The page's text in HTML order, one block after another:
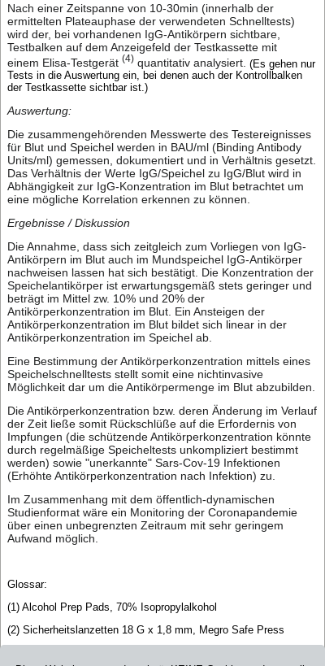
Nach einer Zeitspanne von 10-30min (innerhalb der
ermittelten Plateauphase der verwendeten Schnelltests)
wird der, bei vorhandenen IgG-Antikörpern sichtbare,
Testbalken auf dem Anzeigefeld der Testkassette mit
einem Elisa-Testgerät (4) quantitativ analysiert. (Es gehen nur
Tests in die Auswertung ein, bei denen auch der Kontrollbalken
der Testkassette sichtbar ist.)
Auswertung:
Die zusammengehörenden Messwerte des Testereignisses
für Blut und Speichel werden in BAU/ml (Binding Antibody
Units/ml) gemessen, dokumentiert und in Verhältnis gesetzt.
Das Verhältnis der Werte IgG/Speichel zu IgG/Blut wird in
Abhängigkeit zur IgG-Konzentration im Blut betrachtet um
eine mögliche Korrelation erkennen zu können.
Ergebnisse / Diskussion
Die Annahme, dass sich zeitgleich zum Vorliegen von IgG-
Antikörpern im Blut auch im Mundspeichel IgG-Antikörper
nachweisen lassen hat sich bestätigt. Die Konzentration der
Speichelantikörper ist erwartungsgemäß stets geringer und
beträgt im Mittel zw. 10% und 20% der
Antikörperkonzentration im Blut. Ein Ansteigen der
Antikörperkonzentration im Blut bildet sich linear in der
Antikörperkonzentration im Speichel ab.
Eine Bestimmung der Antikörperkonzentration mittels eines
Speichelschnelltests stellt somit eine nichtinvasive
Möglichkeit dar um die Antikörpermenge im Blut abzubilden.
Die Antikörperkonzentration bzw. deren Änderung im Verlauf
der Zeit ließe somit Rückschlüße auf die Erfordernis von
Impfungen (die schützende Antikörperkonzentration könnte
durch regelmäßige Speicheltests unkompliziert bestimmt
werden) sowie "unerkannte" Sars-Cov-19 Infektionen
(Erhöhte Antikörperkonzentration nach Infektion) zu.
Im Zusammenhang mit dem öffentlich-dynamischen
Studienformat wäre ein Monitoring der Coronapandemie
über einen unbegrenzten Zeitraum mit sehr geringem
Aufwand möglich.
Glossar:
(1) Alcohol Prep Pads, 70% Isopropylalkohol
(2) Sicherheitslanzetten 18 G x 1,8 mm, Megro Safe Press